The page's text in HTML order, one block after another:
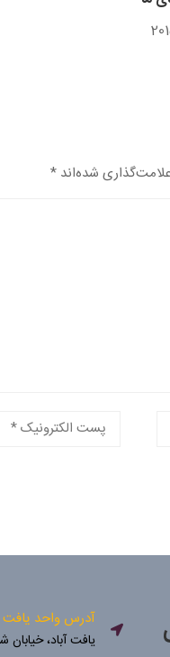
شده‌اند *
آدرس واحد یافت
یافت آباد،